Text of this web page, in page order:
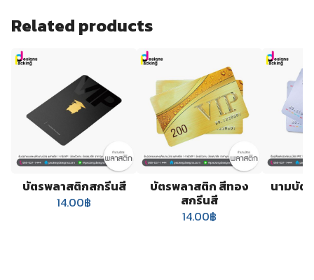
Related products
บัตรพลาสติกสกรีนสี
14.00฿
บัตรพลาสติก สีทอง
สกรีนสี
14.00฿
นามบัต